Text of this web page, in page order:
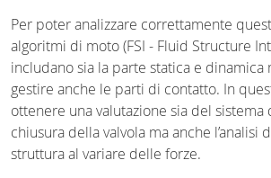
Per poter analizzare correttamente
algoritmi di moto (FSI - Fluid Structure
includano sia la parte statica e dinamica
gestire anche le parti di contatto. In
ottenere una valutazione sia del
chiusura della valvola ma anche l’analisi
struttura al variare delle forze.